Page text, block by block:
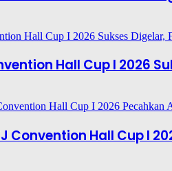
Hall Cup I 2026
Convention Hall Cup I